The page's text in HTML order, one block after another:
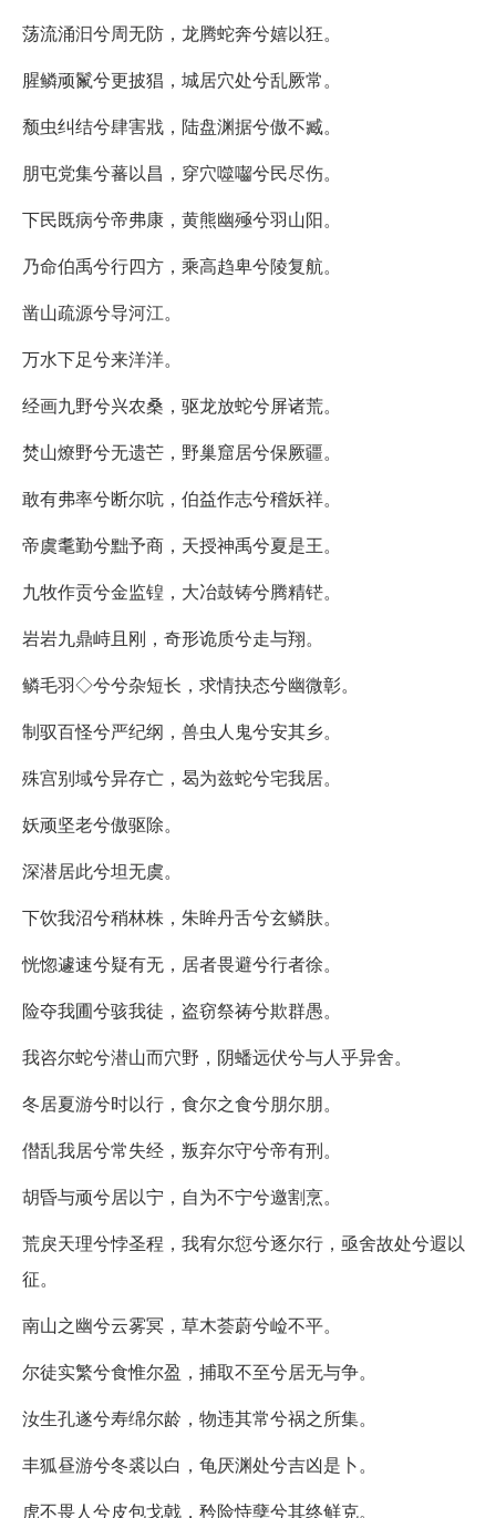
荡流涌汩兮周无防，龙腾蛇奔兮嬉以狂。
腥鳞顽鬣兮更披猖，城居穴处兮乱厥常。
颓虫纠结兮肆害戕，陆盘渊据兮傲不臧。
朋屯党集兮蕃以昌，穿穴噬囓兮民尽伤。
下民既病兮帝弗康，黄熊幽殛兮羽山阳。
乃命伯禹兮行四方，乘高趋卑兮陵复航。
凿山疏源兮导河江。
万水下足兮来洋洋。
经画九野兮兴农桑，驱龙放蛇兮屏诸荒。
焚山燎野兮无遗芒，野巢窟居兮保厥疆。
敢有弗率兮断尔吭，伯益作志兮稽妖祥。
帝虞耄勤兮黜予商，天授神禹兮夏是王。
九牧作贡兮金监锽，大冶鼓铸兮腾精铓。
岩岩九鼎峙且刚，奇形诡质兮走与翔。
鳞毛羽◇兮兮杂短长，求情抉态兮幽微彰。
制驭百怪兮严纪纲，兽虫人鬼兮安其乡。
殊宫别域兮异存亡，曷为兹蛇兮宅我居。
妖顽坚老兮傲驱除。
深潜居此兮坦无虞。
下饮我沼兮稍林株，朱眸丹舌兮玄鳞肤。
恍惚遽速兮疑有无，居者畏避兮行者徐。
险夺我圃兮骇我徒，盗窃祭祷兮欺群愚。
我咨尔蛇兮潜山而穴野，阴蟠远伏兮与人乎异舍。
冬居夏游兮时以行，食尔之食兮朋尔朋。
僣乱我居兮常失经，叛弃尔守兮帝有刑。
胡昏与顽兮居以宁，自为不宁兮邀割烹。
荒戾天理兮悖圣程，我宥尔愆兮逐尔行，亟舍故处兮遐以
征。
南山之幽兮云雾冥，草木荟蔚兮崄不平。
尔徒实繁兮食惟尔盈，捕取不至兮居无与争。
汝生孔遂兮寿绵尔龄，物违其常兮祸之所集。
丰狐昼游兮冬裘以白，龟厌渊处兮吉凶是卜。
虎不畏人兮皮包戈戟，矜险恃孽兮其终鲜克。